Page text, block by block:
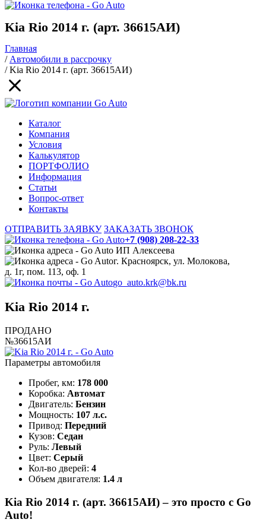
Kia Rio 2014 г. (арт. 36615АИ)
Главная
/Автомобили в рассрочку
/Kia Rio 2014 г. (арт. 36615АИ)
Каталог
Компания
Условия
Калькулятор
ПОРТФОЛИО
Информация
Статьи
Вопрос-ответ
Контакты
ОТПРАВИТЬ ЗАЯВКУ ЗАКАЗАТЬ ЗВОНОК
+7 (908) 208-22-33
ИП Алексеева
г. Красноярск, ул. Молокова,
д. 1г, пом. 113, оф. 1
go_auto.krk@bk.ru
Kia Rio 2014 г.
ПРОДАНО
№36615АИ
Параметры автомобиля
Пробег, км: 178 000
Коробка: Автомат
Двигатель: Бензин
Мощность: 107 л.с.
Привод: Передний
Кузов: Седан
Руль: Левый
Цвет: Серый
Кол-во дверей: 4
Объем двигателя: 1.4 л
Kia Rio 2014 г. (арт. 36615АИ) – это просто с Go
Auto!